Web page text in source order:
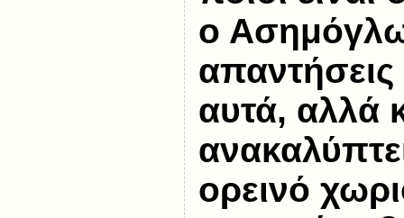
ο
αυτά, αλλά
ορεινό